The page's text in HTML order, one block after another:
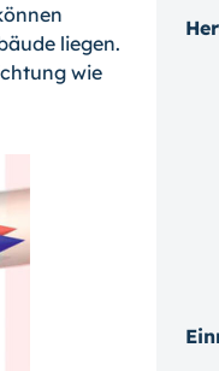
liegen.
wie